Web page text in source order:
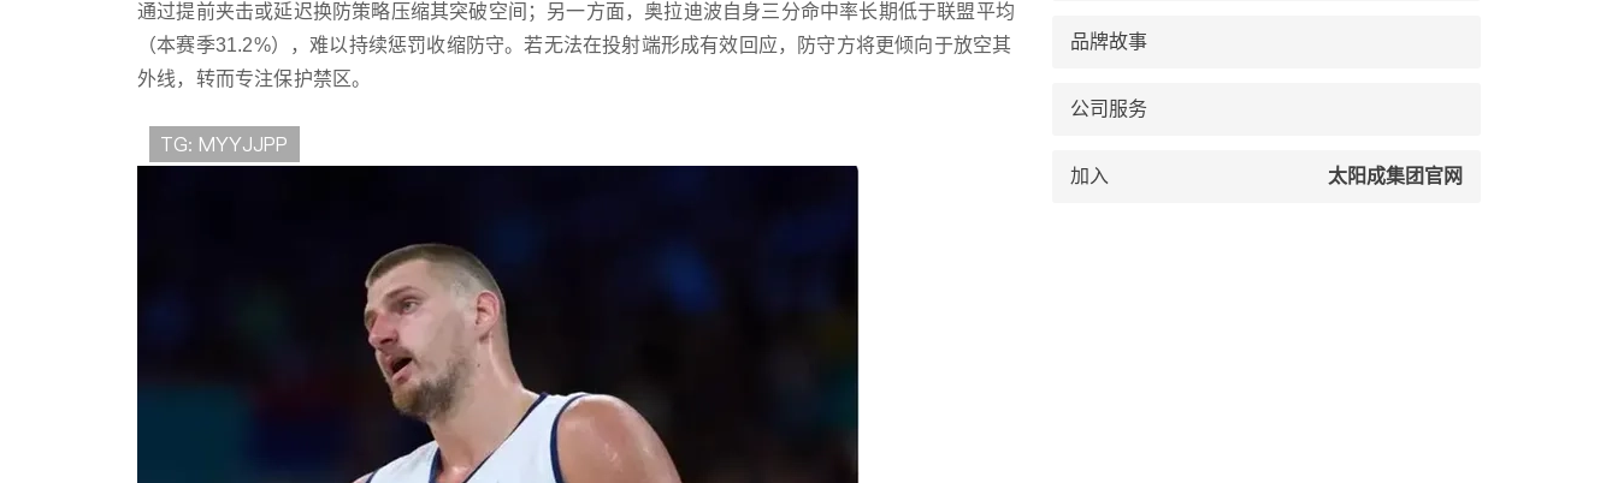
通过提前夹击或延迟换防策略压缩其突破空间；另一方面，奥拉迪波自身三分命中率长期低于联盟平均
（本赛季31.2%），难以持续惩罚收缩防守。若无法在投射端形成有效回应，防守方将更倾向于放空其
外线，转而专注保护禁区。
品牌故事
公司服务
加入 太阳成集团官网